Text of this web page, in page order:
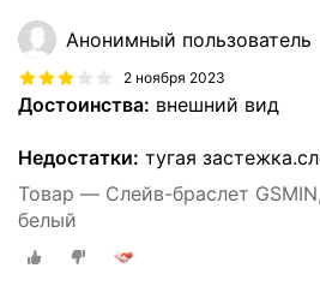
Анонимный пользователь
2 ноября 2023
Достоинства: внешний вид
Недостатки: тугая
Товар — Слейв-браслет
белый